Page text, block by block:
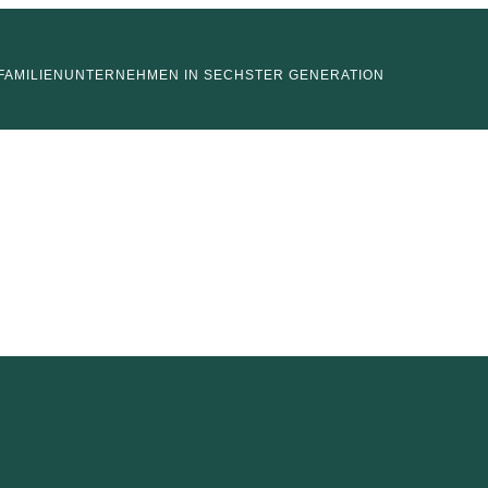
FAMILIENUNTERNEHMEN IN SECHSTER GENERATION